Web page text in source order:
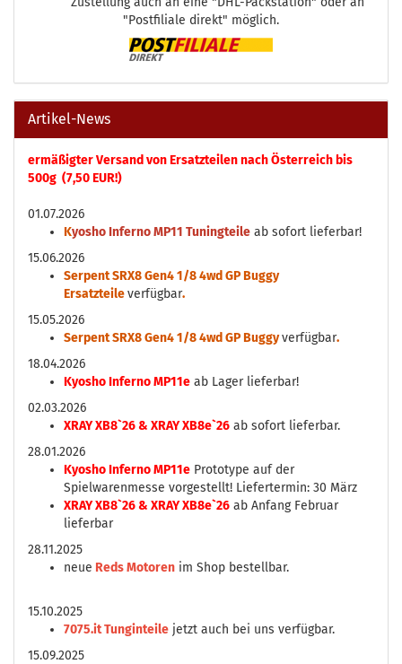
"Postfiliale direkt" möglich.
Artikel-News
ermäßigter Versand von Ersatzteilen nach Österreich bis
500g (7,50 EUR!)
01.07.2026
Kyosho Inferno MP11 Tuningteile ab sofort lieferbar!
15.06.2026
Serpent SRX8 Gen4 1/8 4wd GP Buggy
Ersatzteileverfügbar.
15.05.2026
Serpent SRX8 Gen4 1/8 4wd GP Buggyverfügbar.
18.04.2026
Kyosho Inferno MP11e ab Lager lieferbar!
02.03.2026
XRAY XB8`26 & XRAY XB8e`26 ab sofort lieferbar.
28.01.2026
Kyosho Inferno MP11e Prototype auf der
Spielwarenmesse vorgestellt! Liefertermin: 30 März
XRAY XB8`26 & XRAY XB8e`26 ab Anfang Februar
lieferbar
28.11.2025
neue Reds Motoren im Shop bestellbar.
15.10.2025
7075.it Tunginteile jetzt auch bei uns verfügbar.
15.09.2025